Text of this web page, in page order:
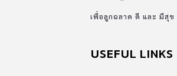
เพื่อลูกฉลาด ดี และ มีสุข
USEFUL LINKS